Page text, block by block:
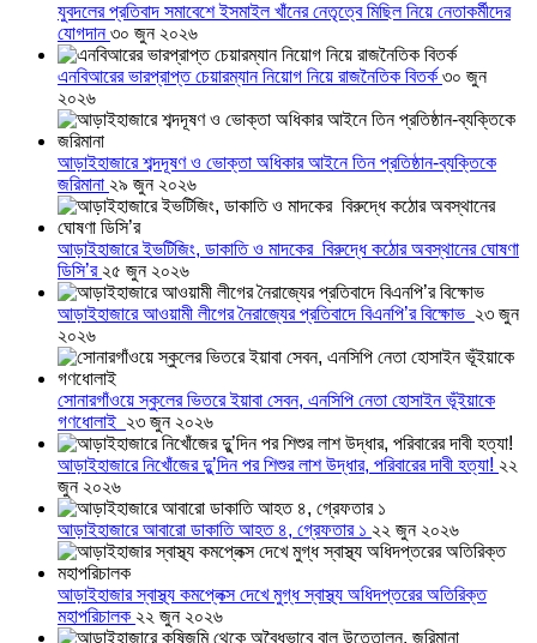
যুবদলের প্রতিবাদ সমাবেশে ইসমাইল খাঁনের নেতৃত্বে মিছিল নিয়ে নেতাকর্মীদের
যোগদান৩০ জুন ২০২৬
এনবিআরের ভারপ্রাপ্ত চেয়ারম্যান নিয়োগ নিয়ে রাজনৈতিক বিতর্ক ৩০ জুন
২০২৬
আড়াইহাজারে শব্দদূষণ ও ভোক্তা অধিকার আইনে তিন প্রতিষ্ঠান-ব্যক্তিকে
জরিমানা ২৯ জুন ২০২৬
আড়াইহাজারে ইভটিজিং, ডাকাতি ও মাদকের বিরুদ্ধে কঠোর অবস্থানের ঘোষণা
ডিসি’র ২৫ জুন ২০২৬
আড়াইহাজারে আওয়ামী লীগের নৈরাজ্যের প্রতিবাদে বিএনপি’র বিক্ষোভ ২৩ জুন
২০২৬
সোনারগাঁওয়ে স্কুলের ভিতরে ইয়াবা সেবন, এনসিপি নেতা হোসাইন ভূঁইয়াকে
গণধোলাই ২৩ জুন ২০২৬
আড়াইহাজারে নিখোঁজের দুু’দিন পর শিশুর লাশ উদ্ধার, পরিবারের দাবী হত্যা! ২২
জুন ২০২৬
আড়াইহাজারে আবারো ডাকাতি আহত ৪, গ্রেফতার ১ ২২ জুন ২০২৬
আড়াইহাজার স্বাস্থ্য কমপ্লেক্স দেখে মুগ্ধ স্বাস্থ্য অধিদপ্তরের অতিরিক্ত
মহাপরিচালক ২২ জুন ২০২৬